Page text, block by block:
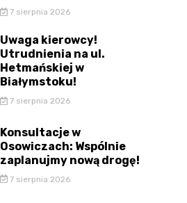
7 sierpnia 2026
Uwaga kierowcy!
Utrudnienia na ul.
Hetmańskiej w
Białymstoku!
7 sierpnia 2026
Konsultacje w
Osowiczach: Wspólnie
zaplanujmy nową drogę!
7 sierpnia 2026